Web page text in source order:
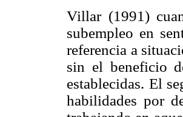
Villar (1991)
subempleo en
referencia a
sin el beneficio
establecidas. El
habilidades por